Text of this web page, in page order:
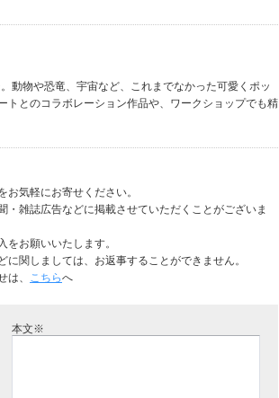
動物や恐竜、宇宙など、これまでなかった可愛くポッ
トとのコラボレーション作品や、ワークショップでも精
気軽にお寄せください。
雑誌広告などに掲載させていただくことがございま
お願いいたします。
関しましては、お返事することができません。
は、 こちらへ
本文※